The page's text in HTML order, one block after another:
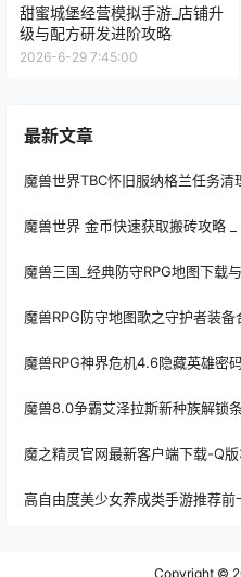
甜蜜城堡经营模拟手游_店铺升
级与配方研发进阶攻略
2026-6-29 7:45:00
最新文章
魔兽世界TBC怀旧服纳格兰任务
魔兽世界 金币快速获取搬砖攻略
魔兽三国_经典防守RPG地图下载
魔兽RPG防守地图歌之守护者装
魔兽RPG神界危机4.6隐藏英雄密
魔兽8.0争霸艾泽拉斯新种族解锁
魔之精灵官网最新客户端下载-Q
高自由度美少女养成类手游推荐前
Copyright ©